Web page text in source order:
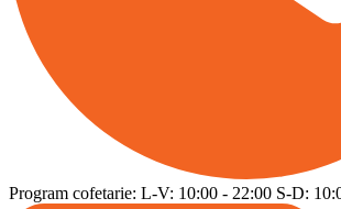
Program cofetarie: L-V: 10:00 - 22:00 S-D: